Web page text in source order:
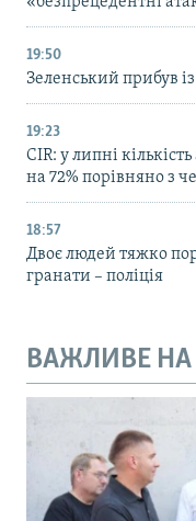
19:50
Зеленський прибув
19:23
CIR: у липні
на 72% порівняно з
18:57
Двоє людей тяжко
гранати – поліція
ВАЖЛИВЕ НА